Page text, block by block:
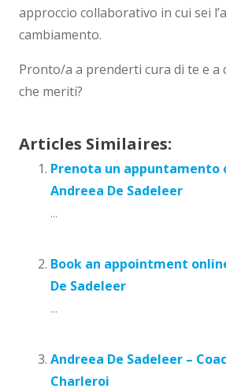
approccio collaborativo in cui sei
cambiamento.
Pronto/a a prenderti cura di te e a
che meriti?
Articles Similaires:
Prenota un appuntamento
Andreea De Sadeleer
...
Book an appointment
De Sadeleer
...
Andreea De Sadeleer –
Charleroi